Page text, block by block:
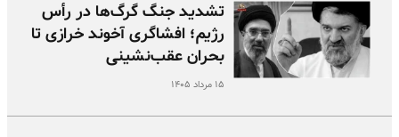
تشدید جنگ گرگ‌ها در رأس
رژیم؛ افشاگری آخوند خرازی تا
بحران عقب‌نشینی
۱۵ مرداد ۱۴۰۵